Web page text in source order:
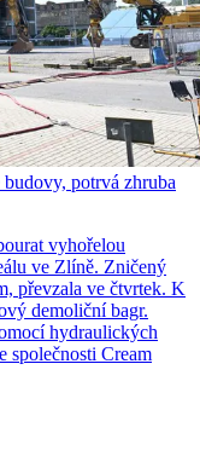
potrvá zhruba
vyhořelou
ve Zlíně. Zničený
převzala ve čtvrtek. K
demoliční bagr.
hydraulických
společnosti Cream